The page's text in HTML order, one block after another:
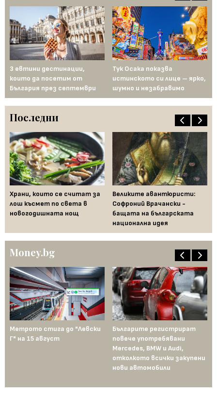
3 евтини дестинации,
които да посетим от
България през септември
Тук Осака показва
истинското си лице – ярко,
шумно и незабравимо
Последни
Храни, които се считат за
лош късмет по света в
новогодишната нощ
Великите авантюристи:
Софроний Врачански -
бащата на българската
национална идея
Money.bg
Метрото стига до "Левски
Г" на 15 август
Българите регистрират
повече употребявани
Mercedes, BMW и Audi,
отколкото всички закупени
нови автомобили